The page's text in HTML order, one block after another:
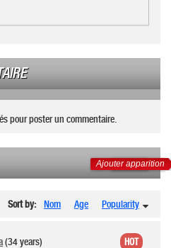
pour poster un commentaire.
Ajouter apparition
Sort by: Nom Age Popularity
(34 years) HOT